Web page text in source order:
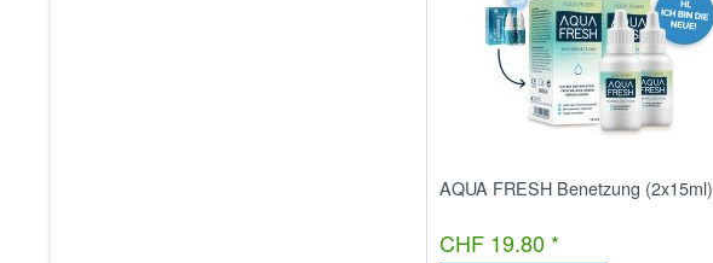
AQUA FRESH Benetzung (2x15ml)
CHF 19.80 *